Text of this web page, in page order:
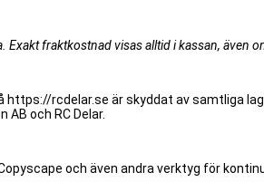
fraktkostnad visas alltid i kassan, även
rcdelar.se är skyddat av samtliga
och RC Delar.
och även andra verktyg för